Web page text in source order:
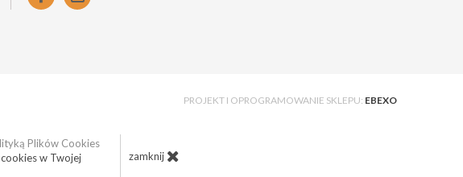
PROJEKT I OPROGRAMOWANIE SKLEPU: EBEXO
Plików Cookies
w Twojej
zamknij